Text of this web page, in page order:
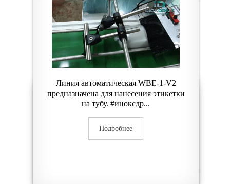
Линия автоматическая WBE-1-V2
предназначена для нанесения этикетки
на тубу. #иноксдр...
Подробнее